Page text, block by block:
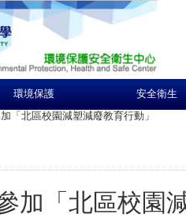
環境保護 安全衛生
「北區校園減塑減廢教育行動」
加「北區校園